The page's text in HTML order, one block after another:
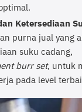
Ketersediaan
purna jual yang
suku cadang,
burr set, untuk
pada level